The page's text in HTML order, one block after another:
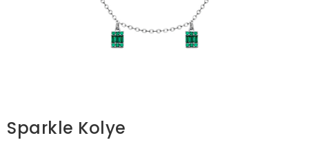
Sparkle Kolye